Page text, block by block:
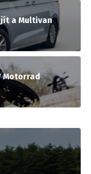
a Multivan
Motorrad